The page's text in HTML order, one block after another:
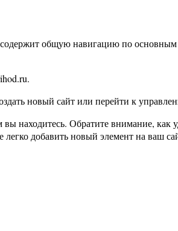
общую навигацию по основным
новый сайт или перейти к
находитесь. Обратите внимание, как
добавить новый элемент на ваш